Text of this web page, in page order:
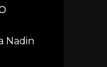
Nadin